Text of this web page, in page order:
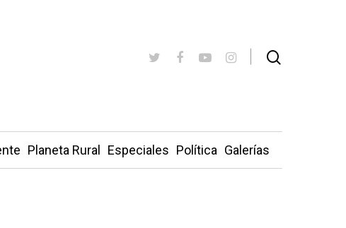
Planeta Rural Especiales Política Galerías